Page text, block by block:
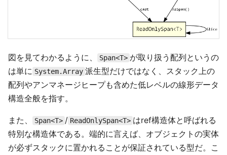
図を見てわかるように、 Span<T> が取り扱う配列というの
は単に System.Array 派生型だけではなく、スタック上の
配列やアンマネージヒープも含めた低レベルの線形データ
構造全般を指す。
また、 Span<T> / ReadOnlySpan<T> はref構造体と呼ばれる
特別な構造体である。端的に言えば、オブジェクトの実体
が必ずスタックに置かれることが保証されている型だ。こ